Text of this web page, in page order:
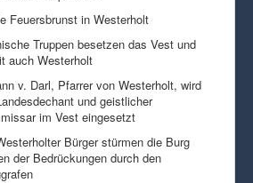
Feuersbrunst in Westerholt
Truppen besetzen das Vest und
auch Westerholt
v. Darl, Pfarrer von Westerholt, wird
und geistlicher
im Vest eingesetzt
Bürger stürmen die Burg
der Bedrückungen durch den